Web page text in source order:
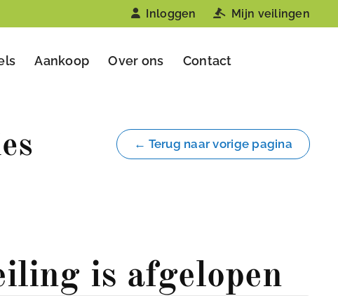
Inloggen Mijn veilingen
Aankoop Over ons Contact
← Terug naar vorige pagina
is afgelopen